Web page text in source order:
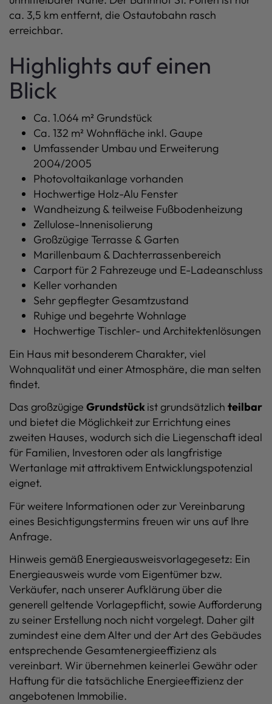
ca. 3,5 km entfernt, die Ostautobahn rasch
erreichbar.
Highlights auf einen
Blick
Ca. 1.064 m² Grundstück
Ca. 132 m² Wohnfläche inkl. Gaupe
Umfassender Umbau und Erweiterung
2004/2005
Photovoltaikanlage vorhanden
Hochwertige Holz-Alu Fenster
Wandheizung & teilweise Fußbodenheizung
Zellulose-Innenisolierung
Großzügige Terrasse & Garten
Marillenbaum & Dachterrassenbereich
Carport für 2 Fahrezeuge und E-Ladeanschluss
Keller vorhanden
Sehr gepflegter Gesamtzustand
Ruhige und begehrte Wohnlage
Hochwertige Tischler- und Architektenlösungen
Ein Haus mit besonderem Charakter, viel
Wohnqualität und einer Atmosphäre, die man selten
findet.
Das großzügige Grundstückist grundsätzlich teilbar
und bietet die Möglichkeit zur Errichtung eines
zweiten Hauses, wodurch sich die Liegenschaft ideal
für Familien, Investoren oder als langfristige
Wertanlage mit attraktivem Entwicklungspotenzial
eignet.
Für weitere Informationen oder zur Vereinbarung
eines Besichtigungstermins freuen wir uns auf Ihre
Anfrage.
Hinweis gemäß Energieausweisvorlagegesetz: Ein
Energieausweis wurde vom Eigentümer bzw.
Verkäufer, nach unserer Aufklärung über die
generell geltende Vorlagepflicht, sowie Aufforderung
zu seiner Erstellung noch nicht vorgelegt. Daher gilt
zumindest eine dem Alter und der Art des Gebäudes
entsprechende Gesamtenergieeffizienz als
vereinbart. Wir übernehmen keinerlei Gewähr oder
Haftung für die tatsächliche Energieeffizienz der
angebotenen Immobilie.